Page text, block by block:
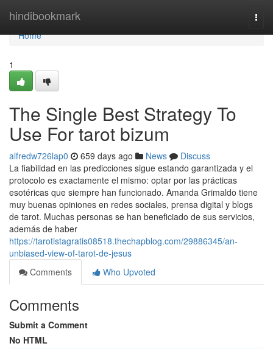
hindibookmark
Home
Home
1
The Single Best Strategy To
Use For tarot bizum
alfredw726lap0 659 days ago News
Discuss
La fiabilidad en las predicciones sigue estando garantizada y el
protocolo es exactamente el mismo: optar por las prácticas
esotéricas que siempre han funcionado. Amanda Grimaldo tiene
muy buenas opiniones en redes sociales, prensa digital y blogs
de tarot. Muchas personas se han beneficiado de sus servicios,
además de haber
https://tarotistagratis08518.thechapblog.com/29886345/an-
unbiased-view-of-tarot-de-jesus
Comments
Who Upvoted
Comments
Submit a Comment
No HTML